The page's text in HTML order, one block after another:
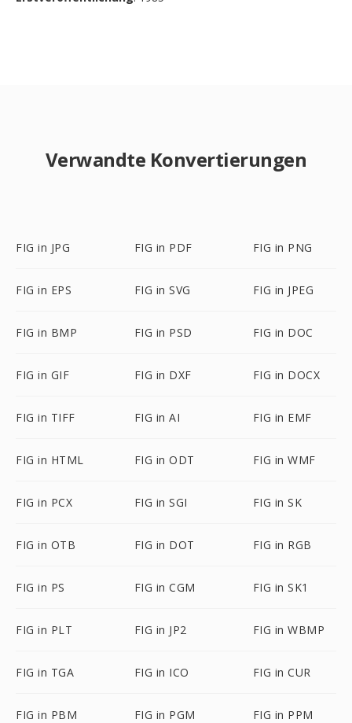
Verwandte Konvertierungen
FIG in JPG FIG in PDF FIG in PNG
FIG in EPS FIG in SVG FIG in JPEG
FIG in BMP FIG in PSD FIG in DOC
FIG in GIF FIG in DXF FIG in DOCX
FIG in TIFF FIG in AI FIG in EMF
FIG in HTML FIG in ODT FIG in WMF
FIG in PCX FIG in SGI FIG in SK
FIG in OTB FIG in DOT FIG in RGB
FIG in PS FIG in CGM FIG in SK1
FIG in PLT FIG in JP2 FIG in WBMP
FIG in TGA FIG in ICO FIG in CUR
FIG in PBM FIG in PGM FIG in PPM